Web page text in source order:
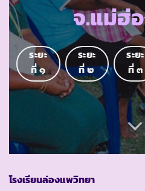
จ.แม่ฮ่
ระยะ
ที่ ๑
ระยะ
ที่ ๒
ระยะ
ที่ ๓
โรงเรียนล่องแพวิทยา